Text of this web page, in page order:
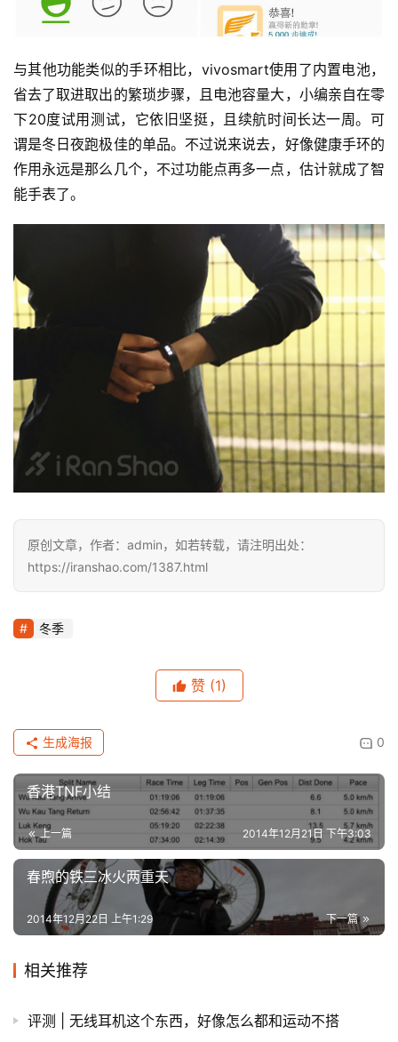
与其他功能类似的手环相比，vivosmart使用了内置电池，
省去了取进取出的繁琐步骤，且电池容量大，小编亲自在零
下20度试用测试，它依旧坚挺，且续航时间长达一周。可
谓是冬日夜跑极佳的单品。不过说来说去，好像健康手环的
作用永远是那么几个，不过功能点再多一点，估计就成了智
能手表了。
原创文章，作者：admin，如若转载，请注明出处：
https://iranshao.com/1387.html
冬季
赞 (1)
0
生成海报
香港TNF小结
上一篇 2014年12月21日 下午3:03
春煦的铁三冰火两重天
下一篇
2014年12月22日 上午1:29
相关推荐
评测 | 无线耳机这个东西，好像怎么都和运动不搭